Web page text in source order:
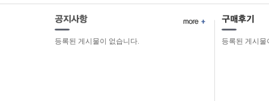
등록된 게시물이 없습니다. 등록된 게시물